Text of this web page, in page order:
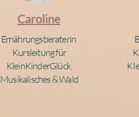
Caroline
Ernährungsberaterin
Kursleitung für
KleinKinderGlück,
Musikalisches & Wald